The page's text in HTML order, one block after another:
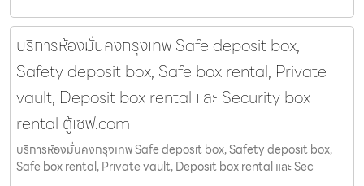
บริการห้องมั่นคงกรุงเทพ Safe deposit box,
Safety deposit box, Safe box rental, Private
vault, Deposit box rental และ Security box
rental ตู้เซฟ.com
บริการห้องมั่นคงกรุงเทพ Safe deposit box, Safety deposit box,
Safe box rental, Private vault, Deposit box rental และ Sec